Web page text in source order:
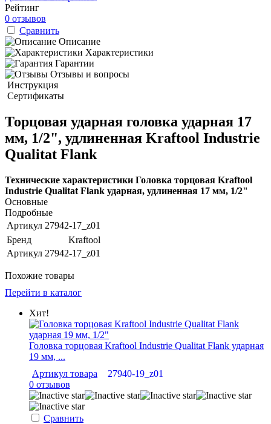
Рейтинг
0 отзывов
Сравнить
Описание
Характеристики
Гарантии
Отзывы и вопросы
Инструкция
Сертификаты
Торцовая ударная головка ударная 17
мм, 1/2", удлиненная Kraftool Industrie
Qualitat Flank
Технические характеристики Головка торцовая Kraftool
Industrie Qualitat Flank ударная, удлиненная 17 мм, 1/2"
Основные
Подробные
Артикул 27942-17_z01
Бренд
Kraftool
Артикул 27942-17_z01
Похожие товары
Перейти в каталог
Хит!
Головка торцовая Kraftool Industrie Qualitat Flank ударная
19 мм, ...
Артикул товара
27940-19_z01
0 отзывов
Сравнить